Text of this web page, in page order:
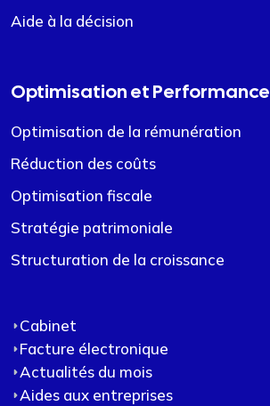
Aide à la décision
Optimisation et Performance
Optimisation de la rémunération
Réduction des coûts
Optimisation fiscale
Stratégie patrimoniale
Structuration de la croissance
Cabinet
Facture électronique
Actualités du mois
Aides aux entreprises